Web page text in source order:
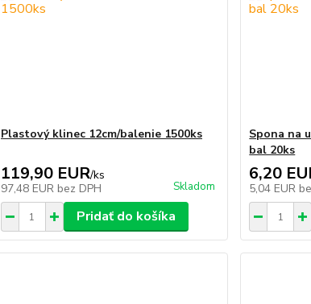
Plastový klinec 12cm/balenie 1500ks
119,90 EUR/ks
97,48 EUR bez DPH Skladom
Pridať do košíka
Spona na
bal 20ks
6,20
5,04 EUR